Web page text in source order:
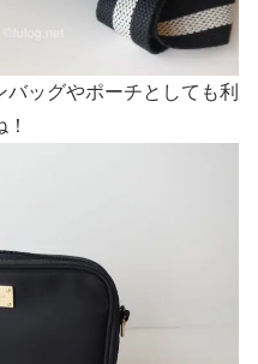
ッグやポーチとしても利